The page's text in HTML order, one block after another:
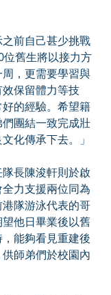
前自己甚少挑戰
舊生將以接力方
，更需要學習與
保留體力等技
的經驗。希望籍
團結一致完成壯
化傳承下去。」
長陳浚軒則於啟
力支援兩位同為
隊游泳代表的哥
他日畢業後以舊
能夠看見重建後
師弟們於校園內